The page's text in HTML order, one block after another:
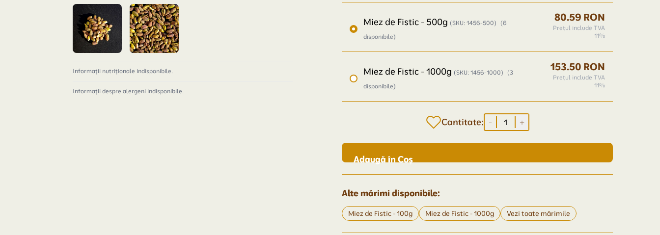
Informații nutriționale indisponibile.
Informații despre alergeni indisponibile.
Miez de Fistic - 500g (SKU: 1456-500)
(6
disponibile)
80.59 RON
Prețul include TVA
11%
Miez de Fistic - 1000g (SKU: 1456-1000)
(3
disponibile)
153.50 RON
Prețul include TVA
11%
Cantitate: - +
Adaugă în Coș
Alte mărimi disponibile:
Miez de Fistic - 100g Miez de Fistic - 1000g Vezi toate mărimile